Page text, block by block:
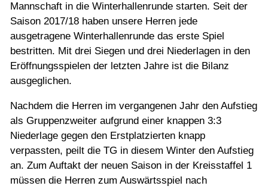
Mannschaften
Jugend
Gaststätte
Mannschaft in die Winterhallenrunde starten. Seit der
Saison 2017/18 haben unsere Herren jede
ausgetragene Winterhallenrunde das erste Spiel
bestritten. Mit drei Siegen und drei Niederlagen in den
Eröffnungsspielen der letzten Jahre ist die Bilanz
ausgeglichen.
Nachdem die Herren im vergangenen Jahr den Aufstieg
als Gruppenzweiter aufgrund einer knappen 3:3
Niederlage gegen den Erstplatzierten knapp
verpassten, peilt die TG in diesem Winter den Aufstieg
an. Zum Auftakt der neuen Saison in der Kreisstaffel 1
müssen die Herren zum Auswärtsspiel nach